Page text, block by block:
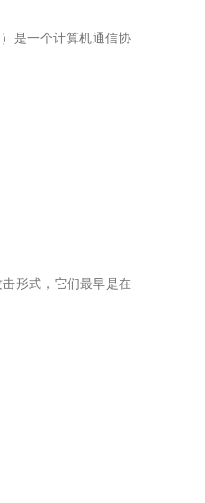
是一个计算机通信协
形式，它们最早是在